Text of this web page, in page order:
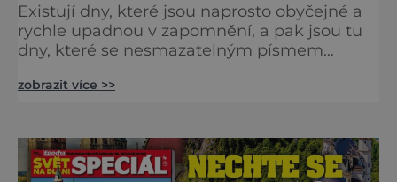
Existují dny, které jsou naprosto obyčejné a
rychle upadnou v zapomnění, a pak jsou tu
dny, které se nesmazatelným písmem
dojde k významnému objevu nebo děsivé
krážem. Je 10. dubna roku 49 př. n. l. a na
břehu říčky Rubikon pronáší Gaius Julius
zobrazit více >>